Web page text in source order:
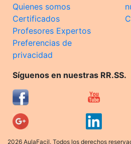
Quienes somos
Certificados
Profesores Expertos
Preferencias de
privacidad
Síguenos en nuestras RR.SS.
2026 AulaFacil. Todos los derechos